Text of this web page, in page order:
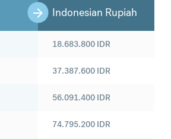
Indonesian Rupiah
18.683.800 IDR
37.387.600 IDR
56.091.400 IDR
74.795.200 IDR